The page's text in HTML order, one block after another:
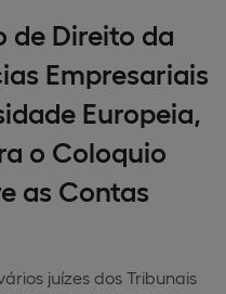
de Direito da
Empresariais
Europeia,
o Coloquio
as Contas
juízes dos Tribunais